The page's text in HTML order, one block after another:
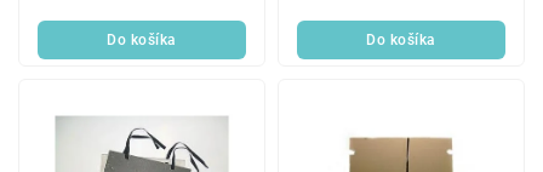
Do košíka Do košíka